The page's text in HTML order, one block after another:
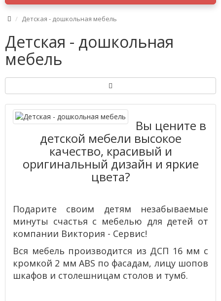
Детская - дошкольная мебель
Детская - дошкольная
мебель
Вы цените в
детской мебели высокое
качество, красивый и
оригинальный дизайн и яркие
цвета?
Подарите своим детям незабываемые
минуты счастья c мебелью для детей от
компании Виктория - Сервис!
Вся мебель производится из ДСП 16 мм с
кромкой 2 мм ABS по фасадам, лицу шопов
шкафов и столешницам столов и тумб.